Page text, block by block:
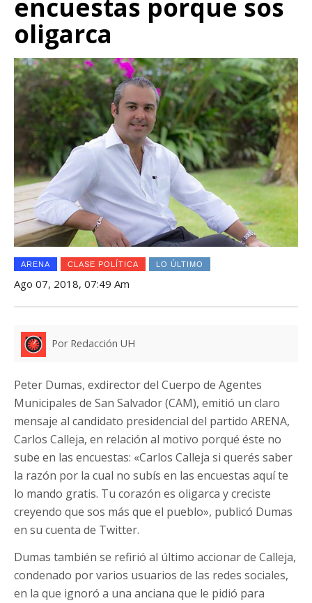
encuestas porque sos
oligarca
ARENA CLASE POLÍTICA LO ÚLTIMO
Ago 07, 2018, 07:49 Am
Por Redacción UH
Peter Dumas, exdirector del Cuerpo de Agentes
Municipales de San Salvador (CAM), emitió un claro
mensaje al candidato presidencial del partido ARENA,
Carlos Calleja, en relación al motivo porqué éste no
sube en las encuestas: «Carlos Calleja si querés saber
la razón por la cual no subís en las encuestas aquí te
lo mando gratis. Tu corazón es oligarca y creciste
creyendo que sos más que el pueblo», publicó Dumas
en su cuenta de Twitter.
Dumas también se refirió al último accionar de Calleja,
condenado por varios usuarios de las redes sociales,
en la que ignoró a una anciana que le pidió para